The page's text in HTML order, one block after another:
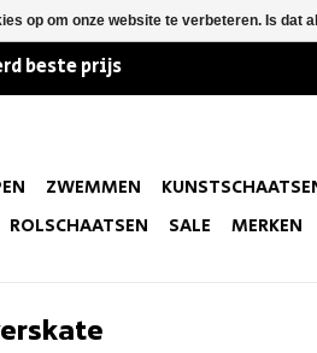
beste prijs
ZWEMMEN
ROLSCHAATSEN
SALE MERKEN
op om onze website te verbeteren. Is dat